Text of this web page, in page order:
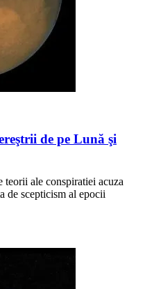
de pe Lună şi
teorii ale conspiratiei acuza
de scepticism al epocii